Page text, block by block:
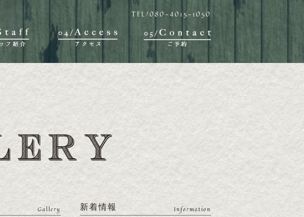
TEL/080-4015-1050
Gallery 新着情報 Information